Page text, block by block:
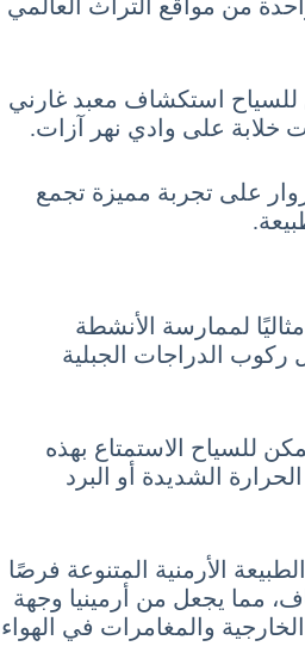
من مواقع التراث العالمي
للسياح استكشاف معبد غارني
خلابة على وادي نهر آزات.
على تجربة مميزة تجمع
لممارسة الأنشطة
ركوب الدراجات الجبلية
للسياح الاستمتاع بهذه
الشديدة أو البرد
الأرمنية المتنوعة فرصًا
مما يجعل من أرمينيا وجهة
والمغامرات في الهواء